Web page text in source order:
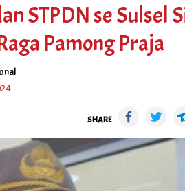
STPDN se Sulsel
Pamong Praja
SHARE